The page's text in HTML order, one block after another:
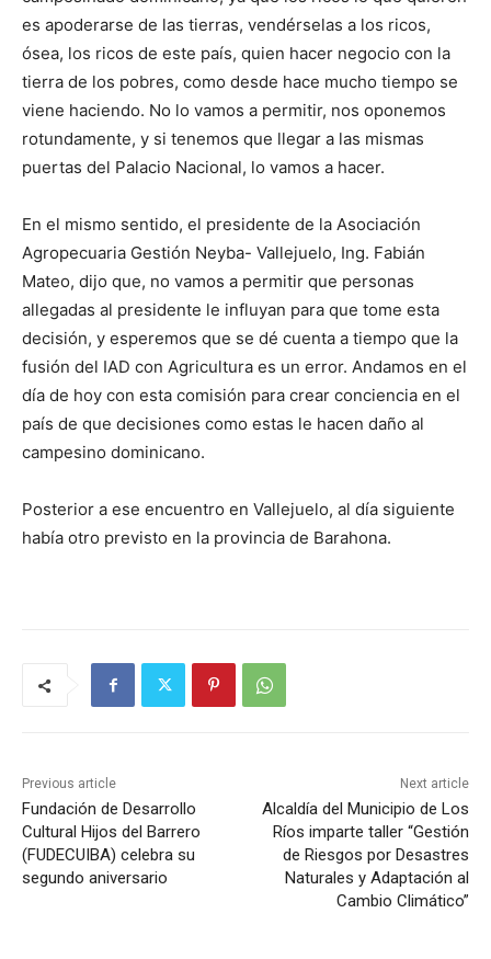
es apoderarse de las tierras, vendérselas a los ricos,
ósea, los ricos de este país, quien hacer negocio con la
tierra de los pobres, como desde hace mucho tiempo se
viene haciendo. No lo vamos a permitir, nos oponemos
rotundamente, y si tenemos que llegar a las mismas
puertas del Palacio Nacional, lo vamos a hacer.
En el mismo sentido, el presidente de la Asociación
Agropecuaria Gestión Neyba- Vallejuelo, Ing. Fabián
Mateo, dijo que, no vamos a permitir que personas
allegadas al presidente le influyan para que tome esta
decisión, y esperemos que se dé cuenta a tiempo que la
fusión del IAD con Agricultura es un error. Andamos en el
día de hoy con esta comisión para crear conciencia en el
país de que decisiones como estas le hacen daño al
campesino dominicano.
Posterior a ese encuentro en Vallejuelo, al día siguiente
había otro previsto en la provincia de Barahona.
Previous article
Fundación de Desarrollo
Cultural Hijos del Barrero
(FUDECUIBA) celebra su
segundo aniversario
Next article
Alcaldía del Municipio de Los
Ríos imparte taller “Gestión
de Riesgos por Desastres
Naturales y Adaptación al
Cambio Climático”